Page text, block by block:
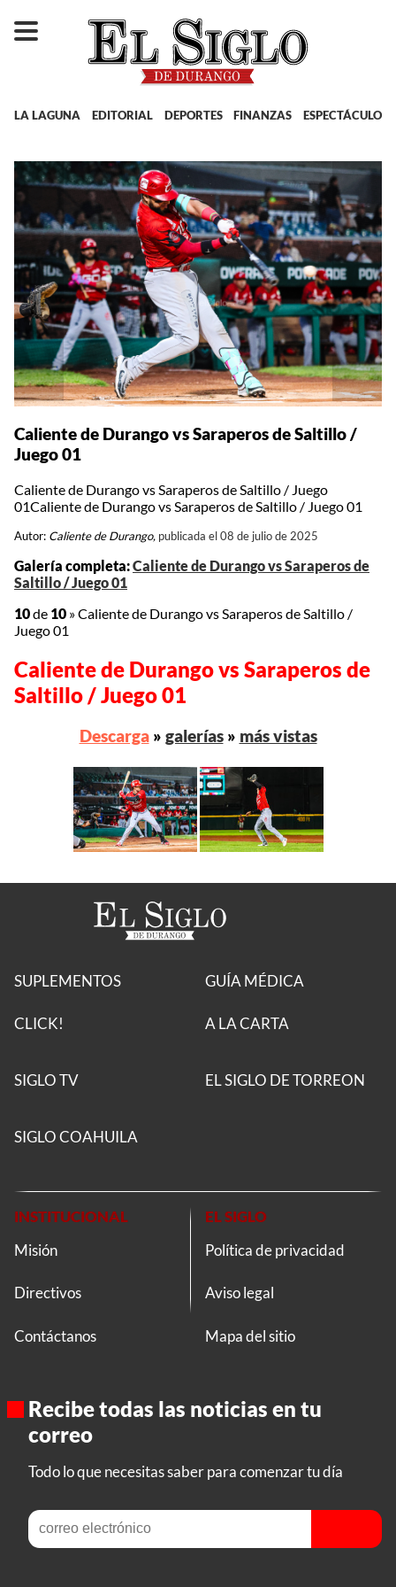
LA LAGUNA EDITORIAL DEPORTES FINANZAS ESPECTÁCULOS
Caliente de Durango vs Saraperos de Saltillo /
Juego 01
Caliente de Durango vs Saraperos de Saltillo / Juego
01Caliente de Durango vs Saraperos de Saltillo / Juego 01
Autor: Caliente de Durango, publicada el 08 de julio de 2025
Galería completa:Caliente de Durango vs Saraperos de
Saltillo / Juego 01
10de 10 »Caliente de Durango vs Saraperos de Saltillo /
Juego 01
Caliente de Durango vs Saraperos de
Saltillo / Juego 01
Descarga» galerías» más vistas
SUPLEMENTOS
CLICK!
GUÍA MÉDICA
A LA CARTA
SIGLO TV EL SIGLO DE TORREON
SIGLO COAHUILA
INSTITUCIONAL
Misión
Directivos
Contáctanos
EL SIGLO
Política de privacidad
Aviso legal
Mapa del sitio
Recibe todas las noticias en tu
correo
Todo lo que necesitas saber para comenzar tu día